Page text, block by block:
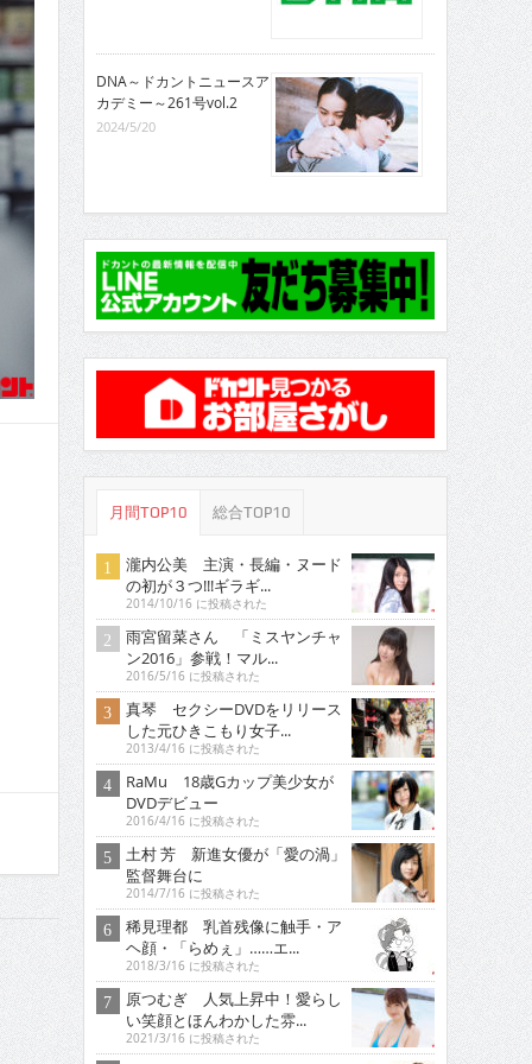
DNA～ドカントニュースア
カデミー～261号vol.2
2024/5/20
月間TOP10 総合TOP10
瀧内公美 主演・長編・ヌード
の初が３つ!!!ギラギ...
2014/10/16 に投稿された
雨宮留菜さん 「ミスヤンチャ
ン2016」参戦！マル...
2016/5/16 に投稿された
真琴 セクシーDVDをリリース
した元ひきこもり女子...
2013/4/16 に投稿された
RaMu 18歳Gカップ美少女が
DVDデビュー
2016/4/16 に投稿された
土村 芳 新進女優が「愛の渦」
監督舞台に
2014/7/16 に投稿された
稀見理都 乳首残像に触手・ア
ヘ顔・「らめぇ」……エ...
2018/3/16 に投稿された
原つむぎ 人気上昇中！愛らし
い笑顔とほんわかした雰...
2021/3/16 に投稿された